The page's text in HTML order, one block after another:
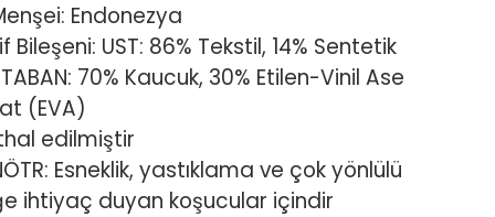
Endonezya
Bileşeni: UST: 86% Tekstil, 14% Sentetik
70% Kaucuk, 30% Etilen-Vinil Ase
(EVA)
edilmiştir
Esneklik, yastıklama ve çok yönlülü
ihtiyaç duyan koşucular içindir